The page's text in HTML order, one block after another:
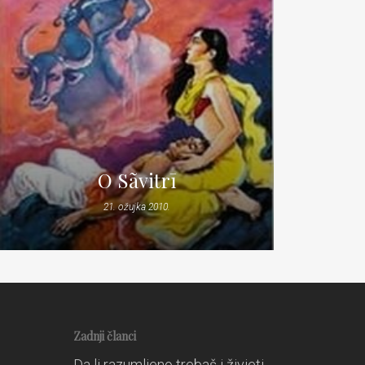
O Sãvitrī
21. ožujka 2010.
Zadnji članci